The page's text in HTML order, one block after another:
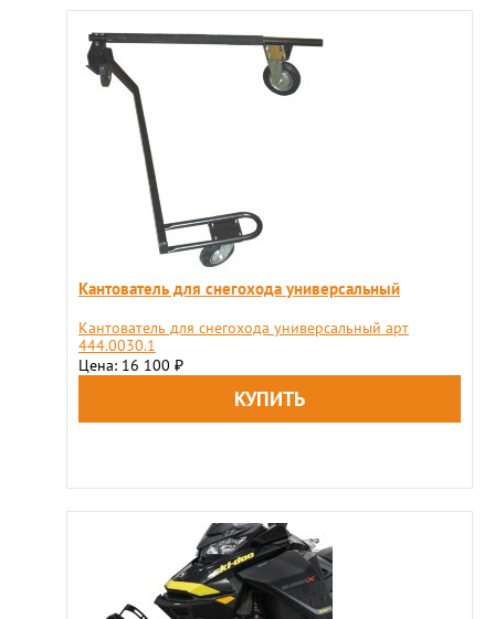
Кантователь для снегохода универсальный
Кантователь для снегохода универсальный арт
444.0030.1
Цена: 16 100 ₽